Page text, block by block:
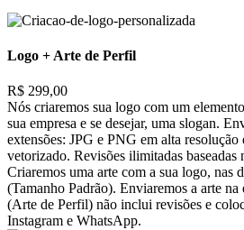
Logo + Arte de Perfil
R$ 299,00
Nós criaremos sua logo com um
sua empresa e se desejar, uma slogan.
extensões: JPG e PNG em alta
vetorizado. Revisões ilimitadas
Criaremos uma arte com a sua logo, nas
(Tamanho Padrão). Enviaremos a arte
(Arte de Perfil) não inclui revisões e
Instagram e WhatsApp.